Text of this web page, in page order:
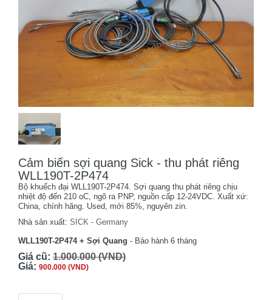
Cảm biến sợi quang Sick - thu phát riêng
WLL190T-2P474
Bộ khuếch đại WLL190T-2P474. Sợi quang thu phát riêng chịu
nhiệt độ đến 210 oC, ngõ ra PNP, nguồn cấp 12-24VDC. Xuất xứ:
China, chính hãng. Used, mới 85%, nguyên zin.
Nhà sản xuất: SICK - Germany
WLL190T-2P474 + Sợi Quang - Bảo hành 6 tháng
Giá cũ: 1.000.000 (VND)
Giá: 900.000 (VND)